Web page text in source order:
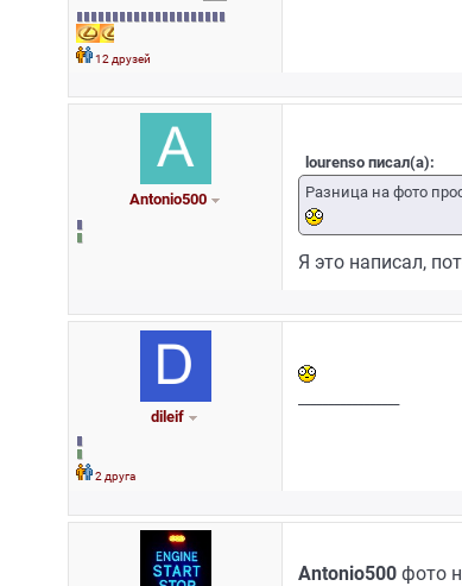
12 друзей
Antonio500
lourenso писал(а):
Разница на фото
Я это написал,
dileif
2 друга
Antonio500фото